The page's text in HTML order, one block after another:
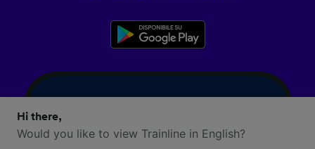
Hi there,
Would you like to view Trainline in English?